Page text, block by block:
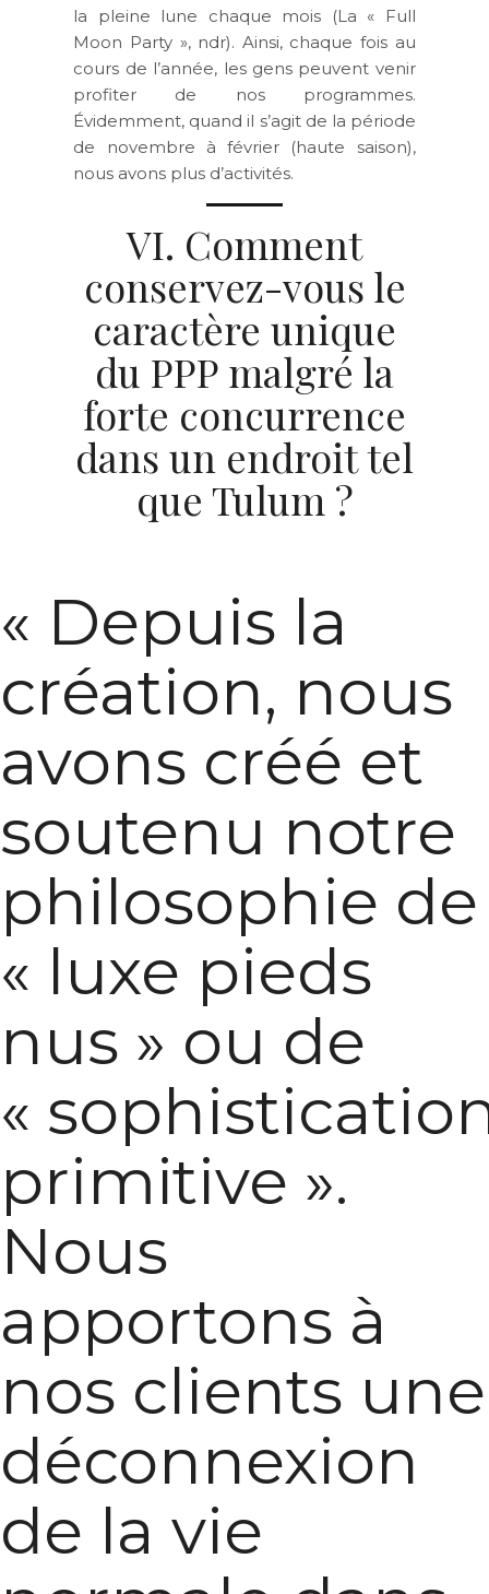
la pleine lune chaque mois (La « Full
Moon Party », ndr). Ainsi, chaque fois au
cours de l’année, les gens peuvent venir
profiter de nos programmes.
Évidemment, quand il s’agit de la période
de novembre à février (haute saison),
nous avons plus d’activités.
VI. Comment
conservez-vous le
caractère unique
du PPP malgré la
forte concurrence
dans un endroit tel
que Tulum ?
« Depuis la
création, nous
avons créé et
soutenu notre
philosophie de
« luxe pieds
nus » ou de
«
primitive ».
Nous
apportons à
nos clients une
déconnexion
de la vie